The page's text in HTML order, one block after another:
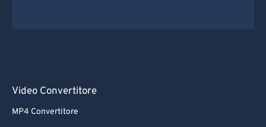
Video Convertitore
MP4 Convertitore